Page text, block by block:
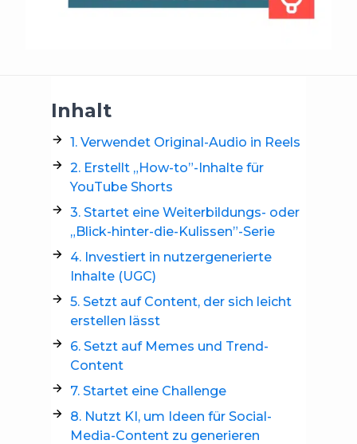
Inhalt
1. Verwendet Original-Audio in Reels
2. Erstellt „How-to”-Inhalte für
YouTube Shorts
3. Startet eine Weiterbildungs- oder
„Blick-hinter-die-Kulissen”-Serie
4. Investiert in nutzergenerierte
Inhalte (UGC)
5. Setzt auf Content, der sich leicht
erstellen lässt
6. Setzt auf Memes und Trend-
Content
7. Startet eine Challenge
8. Nutzt KI, um Ideen für Social-
Media-Content zu generieren